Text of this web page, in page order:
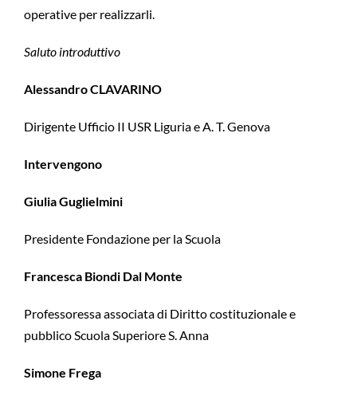
operative per realizzarli.
Saluto introduttivo
Alessandro CLAVARINO
Dirigente Ufficio II USR Liguria e A. T. Genova
Intervengono
Giulia Guglielmini
Presidente Fondazione per la Scuola
Francesca Biondi Dal Monte
Professoressa associata di Diritto costituzionale e
pubblico Scuola Superiore S. Anna
Simone Frega